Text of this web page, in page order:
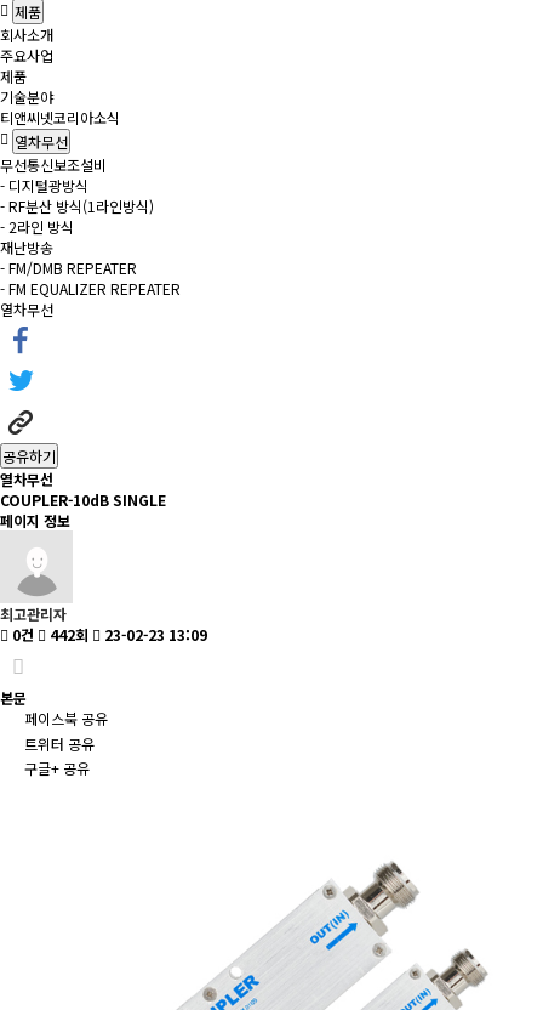
제품
회사소개
주요사업
제품
기술분야
티앤씨넷코리아소식
열차무선
무선통신보조설비
- 디지털광방식
- RF분산 방식(1라인방식)
- 2라인 방식
재난방송
- FM/DMB REPEATER
- FM EQUALIZER REPEATER
열차무선
공유하기
열차무선
COUPLER-10dB SINGLE
페이지 정보
최고관리자
0건
442회 23-02-23 13:09
본문
페이스북 공유
트위터 공유
구글+ 공유